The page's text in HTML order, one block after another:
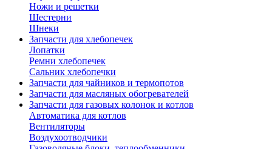
Ножи и решетки
Шестерни
Шнеки
Запчасти для хлебопечек
Лопатки
Ремни хлебопечек
Сальник хлебопечки
Запчасти для чайников и термопотов
Запчасти для масляных обогревателей
Запчасти для газовых колонок и котлов
Автоматика для котлов
Вентиляторы
Воздухоотводчики